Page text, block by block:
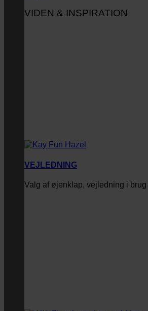
VIDEN & INSPIRATION
VEJLEDNING
Valg af øjenklap, vejledning i